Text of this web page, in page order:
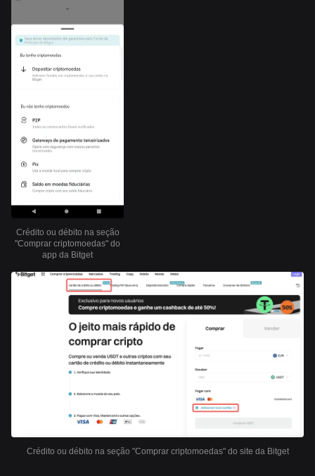
Crédito ou débito na seção
"Comprar criptomoedas" do
app da Bitget
Crédito ou débito na seção "Comprar criptomoedas" do site da Bitget